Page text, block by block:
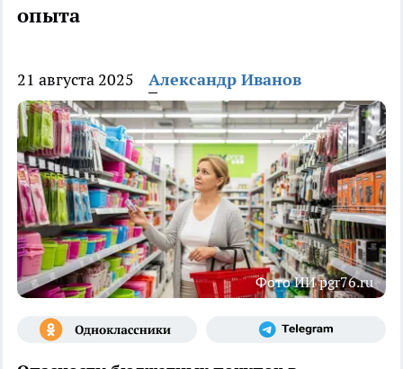
опыта
21 августа 2025 Александр Иванов
Фото ИИ pgr76.ru